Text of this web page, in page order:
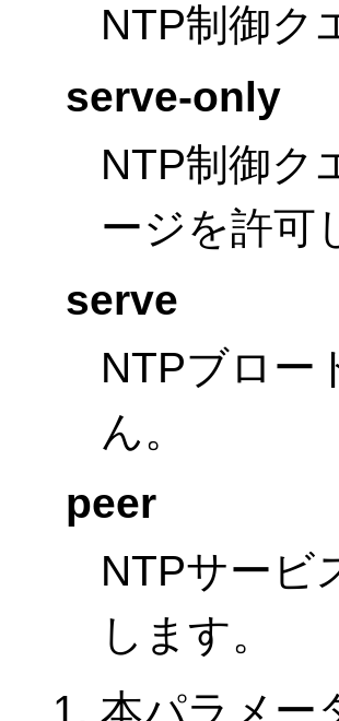
NTP制御ク
serve-only
NTP制御ク
ージを許可
serve
NTPブロー
ん。
peer
NTPサービ
します。
本パラメー